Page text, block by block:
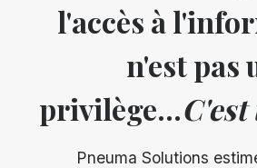
l'accès à
n'est pas
privilège...
Pneuma Solutions